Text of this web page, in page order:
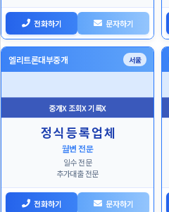
전화하기 문자하기
엘리트론대부중개 서울
중개X 조회X 기록X
정 식 등 록 업 체
월변 전문
일수 전문
추가대출 전문
전화하기 문자하기